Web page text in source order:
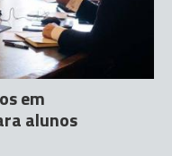
em
alunos